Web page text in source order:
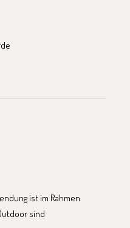
ist im Rahmen
sind